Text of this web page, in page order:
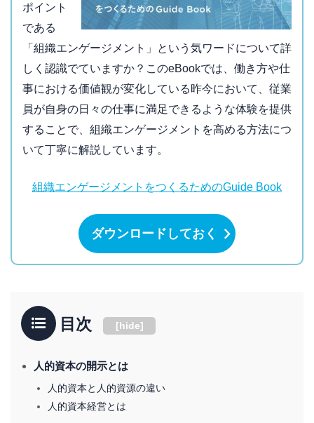
ポイント
である
「組織エンゲージメント」という気ワードについて詳
しく認識でていますか？このeBookでは、働き方や仕
事における価値観が変化している昨今において、従業
員が自身の日々の仕事に満足できるような体験を提供
することで、組織エンゲージメントを高める方法につ
いて丁寧に解説しています。
組織エンゲージメントをつくるためのGuide Book
ダウンロードしておく
目次 [hide]
人的資本の開示とは
人的資本と人的資源の違い
人的資本経営とは